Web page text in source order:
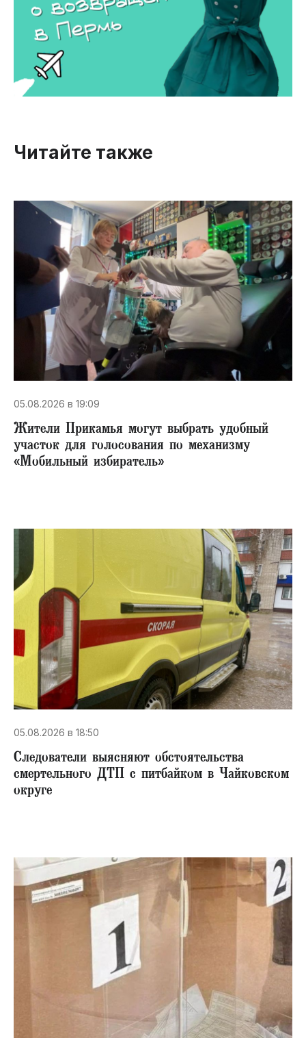
Читайте также
05.08.2026 в 19:09
Жители Прикамья могут выбрать удобный
участок для голосования по механизму
«Мобильный избиратель»
05.08.2026 в 18:50
Следователи выясняют обстоятельства
смертельного ДТП с питбайком в Чайковском
округе